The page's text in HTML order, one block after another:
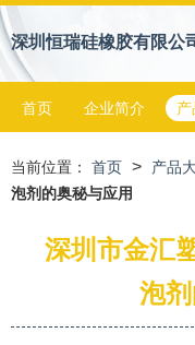
深圳恒瑞硅橡胶有限公
首页 企业简介
当前位置： 首页 > 产品
泡剂的奥秘与应用
深圳市金汇
泡